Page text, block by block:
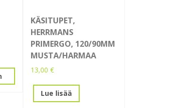
KÄSITUPET,
HERRMANS
PRIMERGO, 120/90MM
MUSTA/HARMAA
13,00 €
Lue lisää